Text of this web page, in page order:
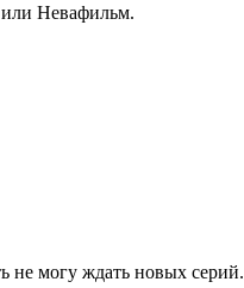
Невафильм.
не могу ждать новых серий.